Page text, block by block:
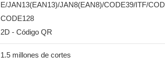
E/JAN13(EAN13)/JAN8(EAN8)/CODE39/ITF/
CODE128
2D - Código QR
1.5 millones de cortes